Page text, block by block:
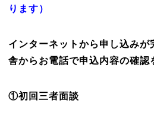
ります）
インターネットから申し込みが
舎からお電話で申込内容の確認
①初回三者面談